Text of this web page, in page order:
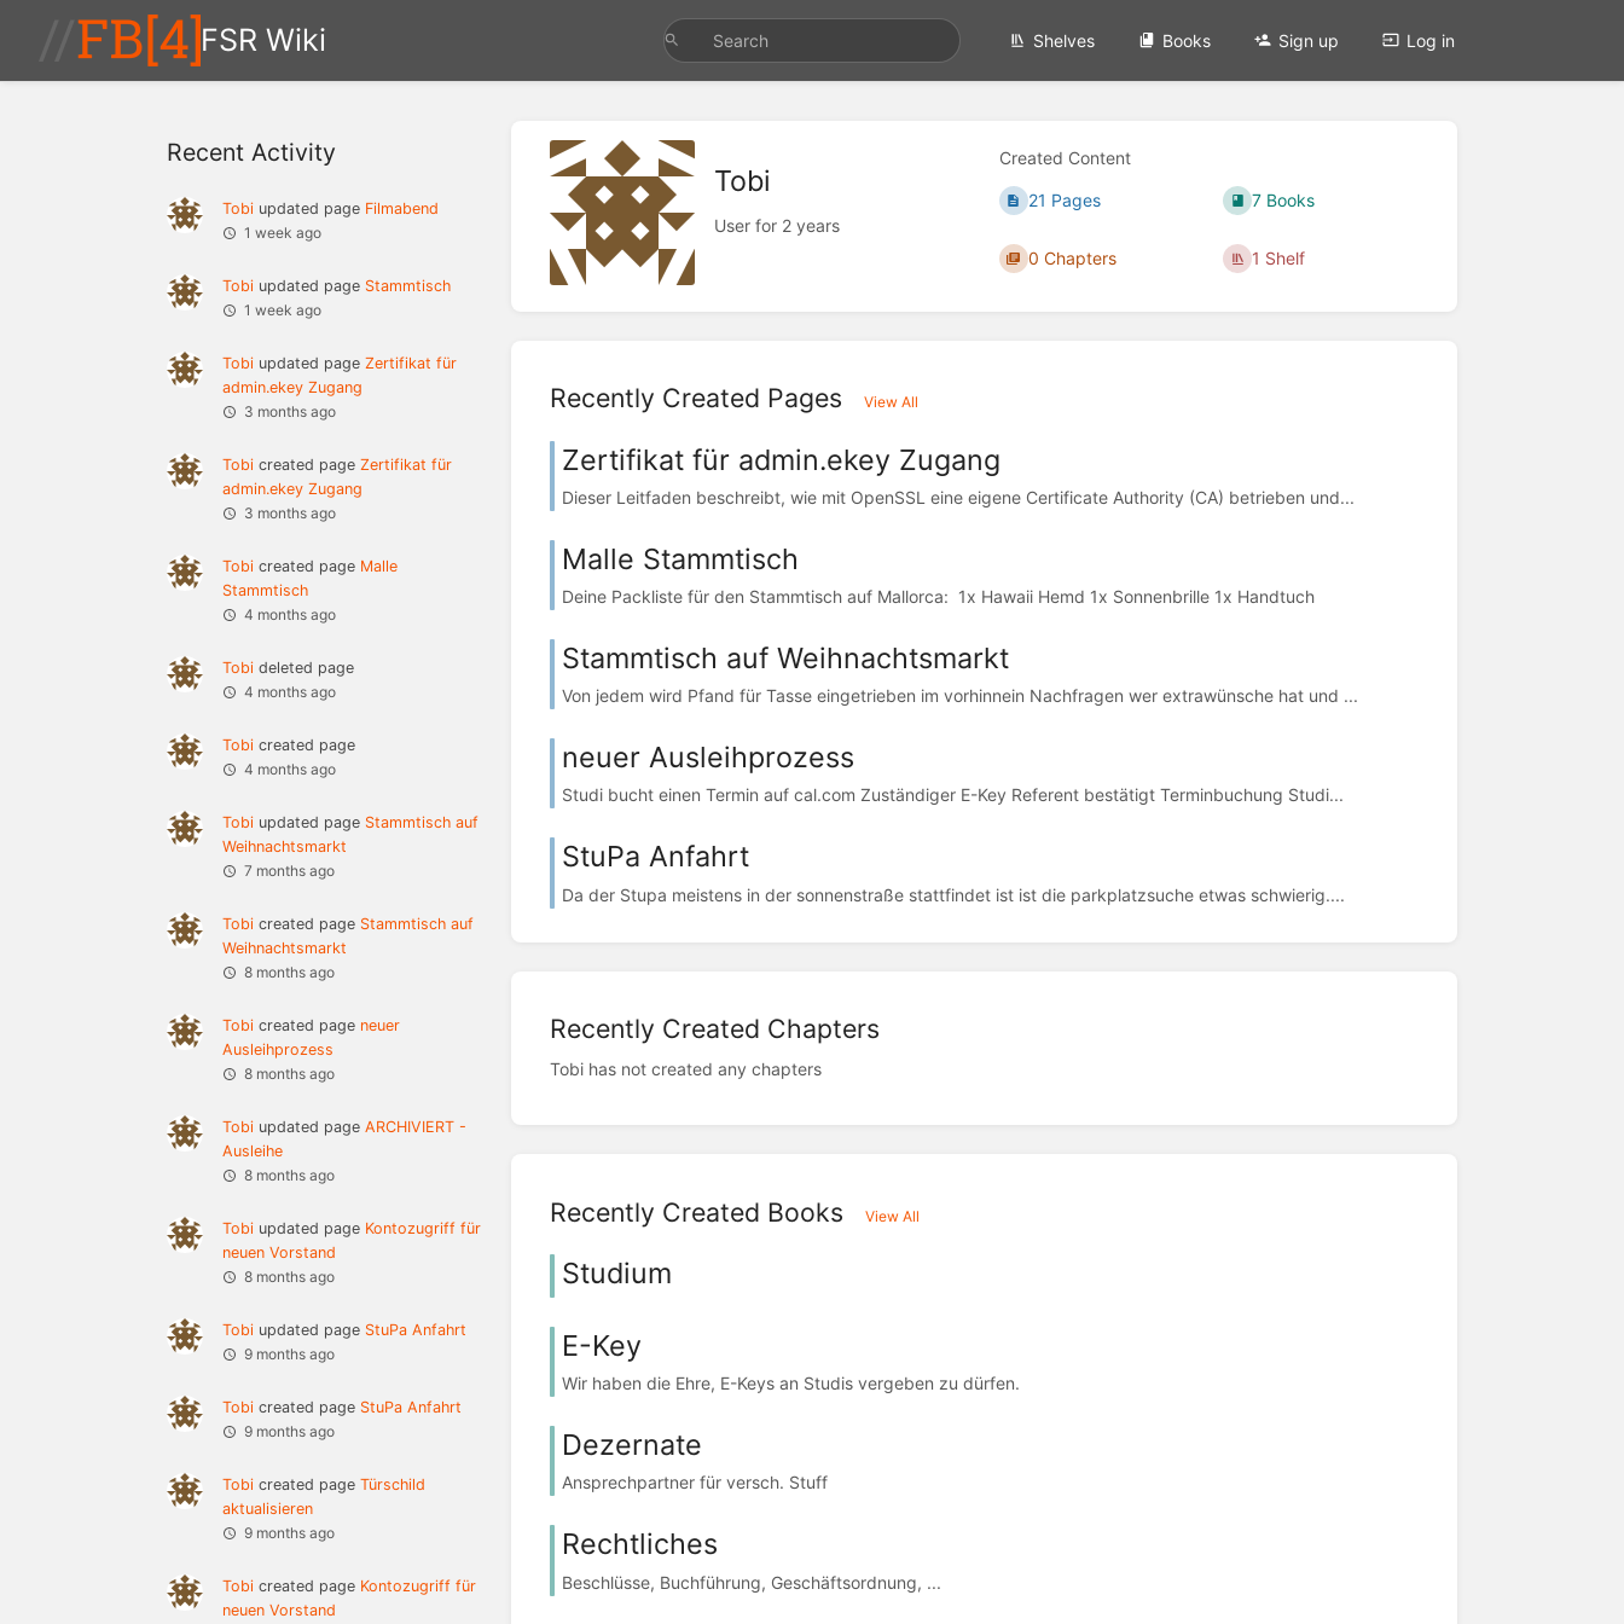
FSR Wiki Shelves Books Sign up Log in
Recent Activity
Tobi updated page Filmabend
1 week ago
Tobi updated page Stammtisch
1 week ago
Tobi updated page Zertifikat für
admin.ekey Zugang
3 months ago
Tobi created page Zertifikat für
admin.ekey Zugang
3 months ago
Tobi created page Malle
Stammtisch
4 months ago
Tobi deleted page
4 months ago
Tobi created page
4 months ago
Tobi updated page Stammtisch auf
Weihnachtsmarkt
7 months ago
Tobi created page Stammtisch auf
Weihnachtsmarkt
8 months ago
Tobi created page neuer
Ausleihprozess
8 months ago
Tobi updated page ARCHIVIERT -
Ausleihe
8 months ago
Tobi updated page Kontozugriff für
neuen Vorstand
8 months ago
Tobi updated page StuPa Anfahrt
9 months ago
Tobi created page StuPa Anfahrt
9 months ago
Tobi created page Türschild
aktualisieren
9 months ago
Tobi created page Kontozugriff für
neuen Vorstand
Tobi
User for 2 years
Created Content
21 Pages
0 Chapters
7 Books
1 Shelf
Recently Created Pages View All
Zertifikat für admin.ekey Zugang
Dieser Leitfaden beschreibt, wie mit OpenSSL eine eigene Certificate Authority (CA) betrieben und...
Malle Stammtisch
Deine Packliste für den Stammtisch auf Mallorca: 1x Hawaii Hemd 1x Sonnenbrille 1x Handtuch
Stammtisch auf Weihnachtsmarkt
Von jedem wird Pfand für Tasse eingetrieben im vorhinnein Nachfragen wer extrawünsche hat und ...
neuer Ausleihprozess
Studi bucht einen Termin auf cal.com Zuständiger E-Key Referent bestätigt Terminbuchung Studi...
StuPa Anfahrt
Da der Stupa meistens in der sonnenstraße stattfindet ist ist die parkplatzsuche etwas schwierig....
Recently Created Chapters
Tobi has not created any chapters
Recently Created Books View All
Studium
E-Key
Wir haben die Ehre, E-Keys an Studis vergeben zu dürfen.
Dezernate
Ansprechpartner für versch. Stuff
Rechtliches
Beschlüsse, Buchführung, Geschäftsordnung, ...